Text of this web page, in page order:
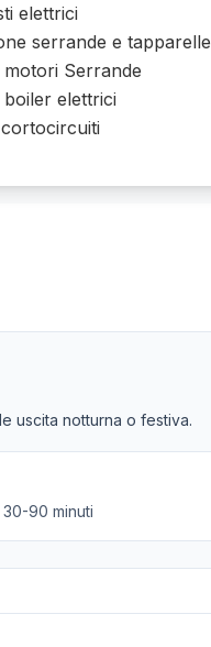
elettrici
serrande e tapparelle
Serrande
elettrici
uscita notturna o festiva.
90 minuti